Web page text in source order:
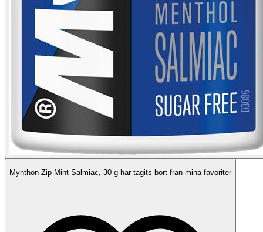
Mynthon Zip Mint Salmiac, 30 g har tagits bort från mina favoriter